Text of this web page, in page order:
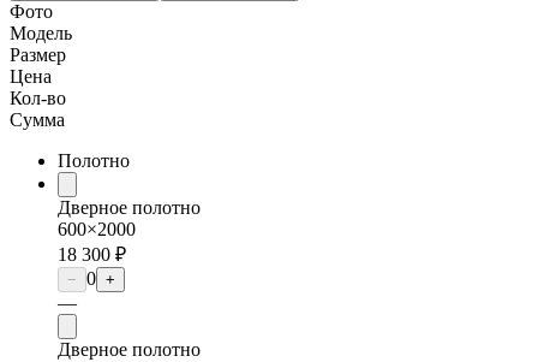
Фото
Модель
Размер
Цена
Кол-во
Сумма
Полотно
Дверное полотно
600×2000
18 300 ₽
− 0 +
—
Дверное полотно